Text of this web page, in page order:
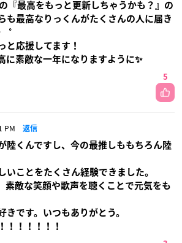
最高をもっと更新しちゃうかも？』の
も最高なりっくんがたくさんの人に届き
゜
と応援してます！
に素敵な一年になりますように✨
5
PM 返信
陸くんですし、今の最推しももちろん陸
いことをたくさん経験できました。
素敵な笑顔や歌声を聴くことで元気をも
きです。いつもありがとう。
！！！！！！